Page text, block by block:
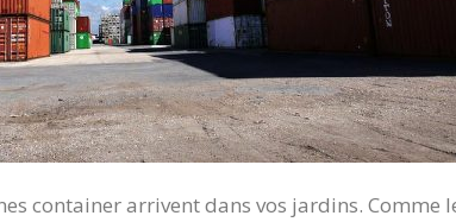
container arrivent dans vos jardins. Comme